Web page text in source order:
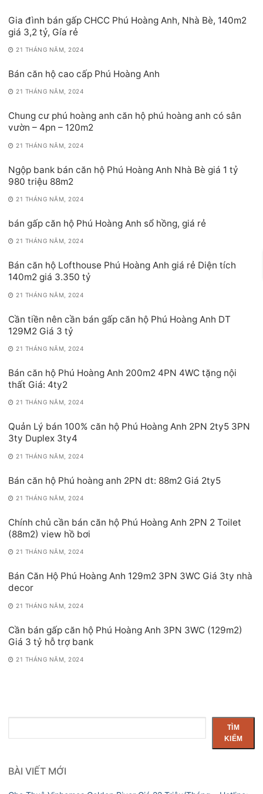
Gia đình bán gấp CHCC Phú Hoàng Anh, Nhà Bè, 140m2
giá 3,2 tỷ, Gía rẻ
21 THÁNG NĂM, 2024
Bán căn hộ cao cấp Phú Hoàng Anh
21 THÁNG NĂM, 2024
Chung cư phú hoàng anh căn hộ phú hoàng anh có sân
vườn – 4pn – 120m2
21 THÁNG NĂM, 2024
Ngộp bank bán căn hộ Phú Hoàng Anh Nhà Bè giá 1 tỷ
980 triệu 88m2
21 THÁNG NĂM, 2024
bán gấp căn hộ Phú Hoàng Anh sổ hồng, giá rẻ
21 THÁNG NĂM, 2024
Bán căn hộ Lofthouse Phú Hoàng Anh giá rẻ Diện tích
140m2 giá 3.350 tỷ
21 THÁNG NĂM, 2024
Cần tiền nên cần bán gấp căn hộ Phú Hoàng Anh DT
129M2 Giá 3 tỷ
21 THÁNG NĂM, 2024
Bán căn hộ Phú Hoàng Anh 200m2 4PN 4WC tặng nội
thất Giá: 4ty2
21 THÁNG NĂM, 2024
Quản Lý bán 100% căn hộ Phú Hoàng Anh 2PN 2ty5 3PN
3ty Duplex 3ty4
21 THÁNG NĂM, 2024
Bán căn hộ Phú hoàng anh 2PN dt: 88m2 Giá 2ty5
21 THÁNG NĂM, 2024
Chính chủ cần bán căn hộ Phú Hoàng Anh 2PN 2 Toilet
(88m2) view hồ bơi
21 THÁNG NĂM, 2024
Bán Căn Hộ Phú Hoàng Anh 129m2 3PN 3WC Giá 3ty nhà
decor
21 THÁNG NĂM, 2024
Cần bán gấp căn hộ Phú Hoàng Anh 3PN 3WC (129m2)
Giá 3 tỷ hỗ trợ bank
21 THÁNG NĂM, 2024
kiếm
TÌM
KIẾM
BÀI VIẾT MỚI